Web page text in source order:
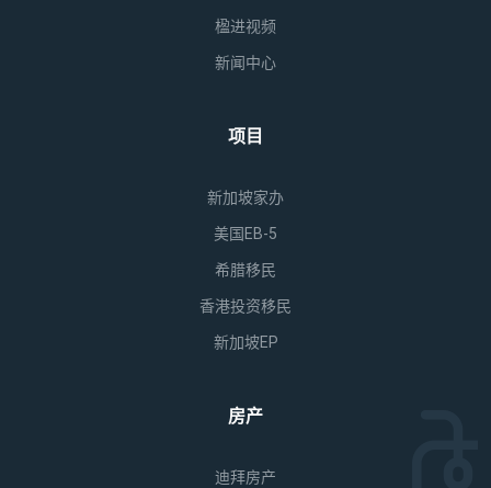
楹进视频
新闻中心
项目
新加坡家办
美国EB-5
希腊移民
香港投资移民
新加坡EP
房产
迪拜房产